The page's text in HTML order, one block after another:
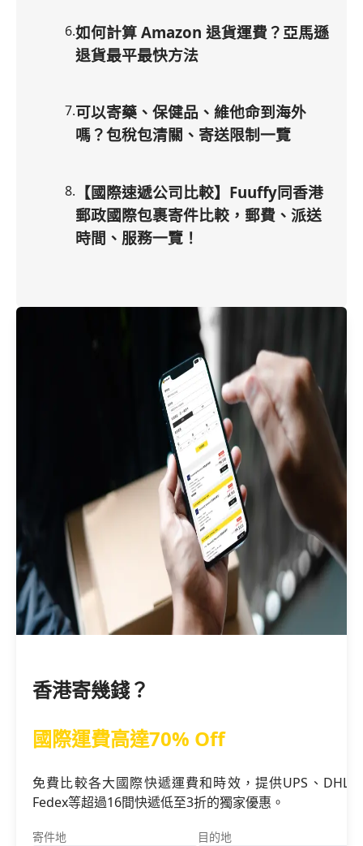
香港寄幾錢？
國際運費高達70% Off
免費比較各大國際快遞運費和時效，提供UPS、DHL、
Fedex等超過16間快遞低至3折的獨家優惠。
寄件地 目的地
6.如何計算 Amazon 退貨運費？亞馬遜
退貨最平最快方法
7.可以寄藥、保健品、維他命到海外
嗎？包稅包清關、寄送限制一覽
8. 【國際速遞公司比較】Fuuffy同香港
郵政國際包裹寄件比較，郵費、派送
時間、服務一覽！